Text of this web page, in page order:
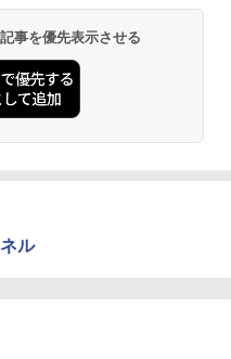
事を優先表示させる
ル